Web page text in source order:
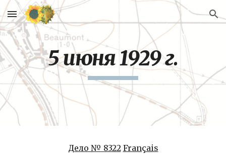
Skip to main content Skip to navigation
5 июня 1929 г.
Дело № 8322 Français